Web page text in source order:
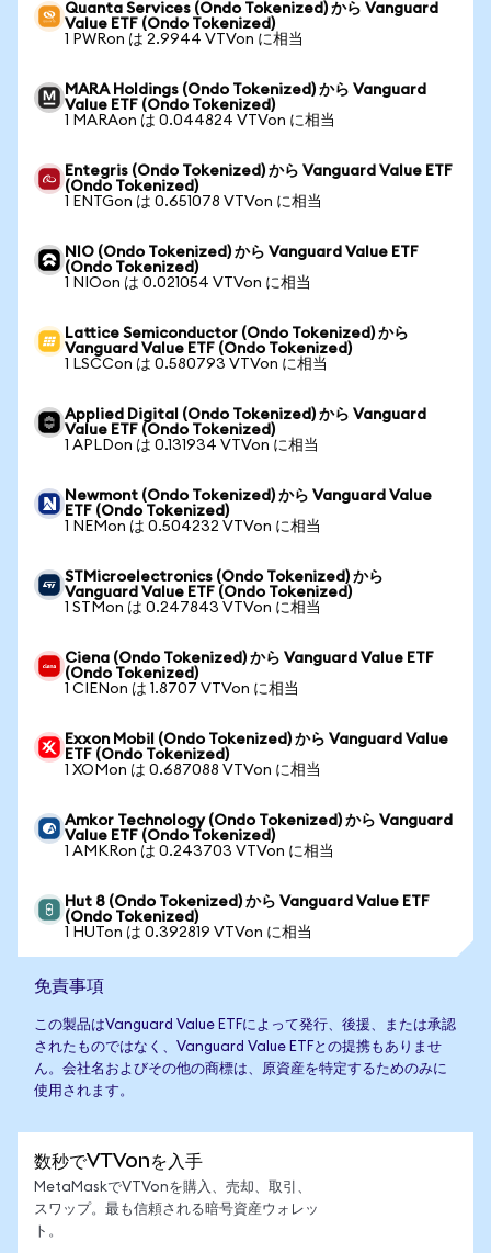
Quanta Services (Ondo Tokenized) から Vanguard
Value ETF (Ondo Tokenized)
1 PWRon は 2.9944 VTVon に相当
MARA Holdings (Ondo Tokenized) から Vanguard
Value ETF (Ondo Tokenized)
1 MARAon は 0.044824 VTVon に相当
Entegris (Ondo Tokenized) から Vanguard Value ETF
(Ondo Tokenized)
1 ENTGon は 0.651078 VTVon に相当
NIO (Ondo Tokenized) から Vanguard Value ETF
(Ondo Tokenized)
1 NIOon は 0.021054 VTVon に相当
Lattice Semiconductor (Ondo Tokenized) から
Vanguard Value ETF (Ondo Tokenized)
1 LSCCon は 0.580793 VTVon に相当
Applied Digital (Ondo Tokenized) から Vanguard
Value ETF (Ondo Tokenized)
1 APLDon は 0.131934 VTVon に相当
Newmont (Ondo Tokenized) から Vanguard Value
ETF (Ondo Tokenized)
1 NEMon は 0.504232 VTVon に相当
STMicroelectronics (Ondo Tokenized) から
Vanguard Value ETF (Ondo Tokenized)
1 STMon は 0.247843 VTVon に相当
Ciena (Ondo Tokenized) から Vanguard Value ETF
(Ondo Tokenized)
1 CIENon は 1.8707 VTVon に相当
Exxon Mobil (Ondo Tokenized) から Vanguard Value
ETF (Ondo Tokenized)
1 XOMon は 0.687088 VTVon に相当
Amkor Technology (Ondo Tokenized) から Vanguard
Value ETF (Ondo Tokenized)
1 AMKRon は 0.243703 VTVon に相当
Hut 8 (Ondo Tokenized) から Vanguard Value ETF
(Ondo Tokenized)
1 HUTon は 0.392819 VTVon に相当
免責事項
この製品はVanguard Value ETFによって発行、後援、または承認
されたものではなく、Vanguard Value ETFとの提携もありませ
ん。会社名およびその他の商標は、原資産を特定するためのみに
使用されます。
数秒でVTVonを入手
MetaMaskでVTVonを購入、売却、取引、
スワップ。最も信頼される暗号資産ウォレッ
ト。